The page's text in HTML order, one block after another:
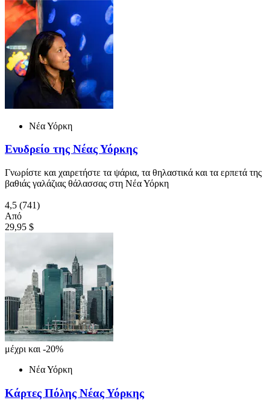
Νέα Υόρκη
Ενυδρείο της Νέας Υόρκης
Γνωρίστε και χαιρετήστε τα ψάρια, τα θηλαστικά και τα ερπετά της
βαθιάς γαλάζιας θάλασσας στη Νέα Υόρκη
4,5 (741)
Από
29,95 $
μέχρι και -20%
Νέα Υόρκη
Κάρτες Πόλης Νέας Υόρκης